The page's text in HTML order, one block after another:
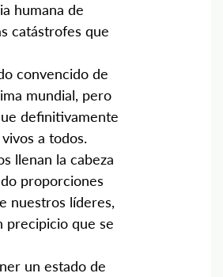
humana de
catástrofes que
convencido de
mundial, pero
definitivamente
a todos.
llenan la cabeza
proporciones
nuestros líderes,
precipicio que se
un estado de